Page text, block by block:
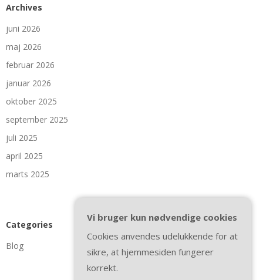
Archives
juni 2026
maj 2026
februar 2026
januar 2026
oktober 2025
september 2025
juli 2025
april 2025
marts 2025
Categories
Blog
Vi bruger kun nødvendige cookies
Cookies anvendes udelukkende for at
sikre, at hjemmesiden fungerer
korrekt.